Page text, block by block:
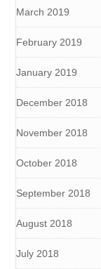
March 2019
February 2019
January 2019
December 2018
November 2018
October 2018
September 2018
August 2018
July 2018